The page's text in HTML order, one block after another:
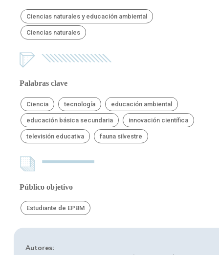
Ciencias naturales y educación ambiental
Ciencias naturales
Palabras clave
Ciencia tecnología educación ambiental
educación básica secundaria innovación científica
televisión educativa fauna silvestre
Público objetivo
Estudiante de EPBM
Autores: